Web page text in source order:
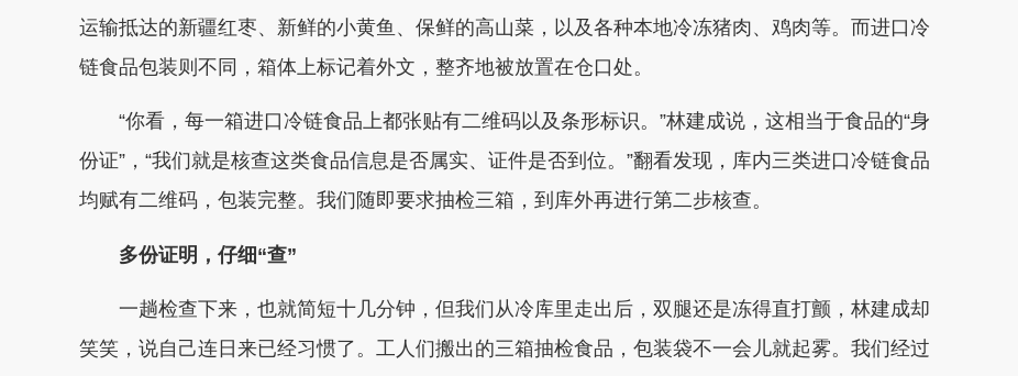
运输抵达的新疆红枣、新鲜的小黄鱼、保鲜的高山菜，以及各种本地冷冻猪肉、鸡肉等。而进口冷
链食品包装则不同，箱体上标记着外文，整齐地被放置在仓口处。
“你看，每一箱进口冷链食品上都张贴有二维码以及条形标识。”林建成说，这相当于食品的“身
份证”，“我们就是核查这类食品信息是否属实、证件是否到位。”翻看发现，库内三类进口冷链食品
均赋有二维码，包装完整。我们随即要求抽检三箱，到库外再进行第二步核查。
多份证明，仔细“查”
一趟检查下来，也就简短十几分钟，但我们从冷库里走出后，双腿还是冻得直打颤，林建成却
笑笑，说自己连日来已经习惯了。工人们搬出的三箱抽检食品，包装袋不一会儿就起雾。我们经过